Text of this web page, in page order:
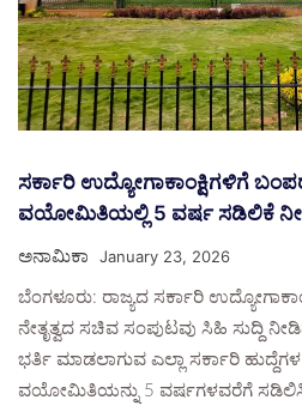
ಸರ್ಕಾರಿ ಉದ್ಯೋಗಾಕಾಂಕ್ಷಿಗಳಿಗೆ
ವಯೋಮಿತಿಯಲ್ಲಿ 5 ವರ್ಷ ಸಡಿಲಿಕೆ
ಅನಾಮಿಕಾ January 23, 2026
ಬೆಂಗಳೂರು: ರಾಜ್ಯದ ಸರ್ಕಾರಿ
ನೇತೃತ್ವದ ಸಚಿವ ಸಂಪುಟವು ಸಿಹಿ ಸುದ್ದಿ
ಭರ್ತಿ ಮಾಡಲಾಗುವ ಎಲ್ಲಾ ಸರ್ಕಾರಿ
ವಯೋಮಿತಿಯನ್ನು 5 ವರ್ಷಗಳವರೆಗೆ ಸಡಿಲಿಸಿ